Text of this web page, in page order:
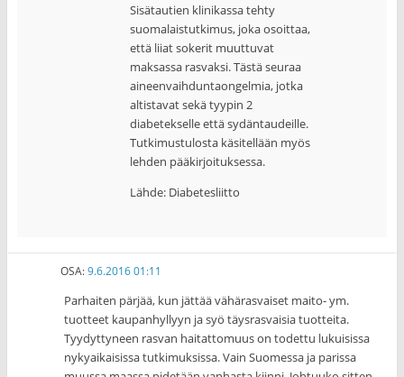
Sisätautien klinikassa tehty
suomalaistutkimus, joka osoittaa,
että liiat sokerit muuttuvat
maksassa rasvaksi. Tästä seuraa
aineenvaihduntaongelmia, jotka
altistavat sekä tyypin 2
diabetekselle että sydäntaudeille.
Tutkimustulosta käsitellään myös
lehden pääkirjoituksessa.
Lähde: Diabetesliitto
OSA:9.6.2016 01:11
Parhaiten pärjää, kun jättää vähärasvaiset maito- ym.
tuotteet kaupanhyllyyn ja syö täysrasvaisia tuotteita.
Tyydyttyneen rasvan haitattomuus on todettu lukuisissa
nykyaikaisissa tutkimuksissa. Vain Suomessa ja parissa